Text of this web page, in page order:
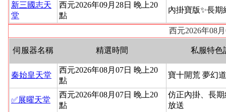
新三國志天
堂
西元2026年09月28日 晚上20
點
內掛寶版✨長期
西元2026年08
伺服器名稱 精選時間 私服特色
秦始皇天堂
西元2026年08月07日 晚上20
點
寶十開荒 夢幻
✅展曜天堂
西元2026年08月07日 晚上20
點
仿正內掛、長
放送